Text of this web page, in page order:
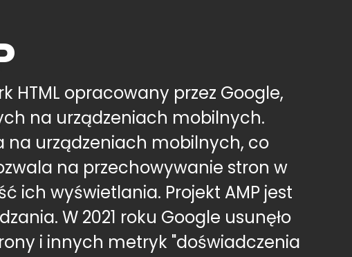
opracowany przez Google,
na urządzeniach mobilnych.
urządzeniach mobilnych, co
na przechowywanie stron w
ich wyświetlania. Projekt AMP jest
W 2021 roku Google usunęło
i innych metryk "doświadczenia